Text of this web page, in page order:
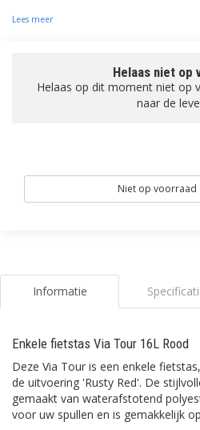
Lees meer
Helaas niet op
Helaas op dit moment niet op
naar de
Niet op voorraad
Informatie
Enkele fietstas Via Tour 16L Rood
Deze Via Tour is een enkele
de uitvoering 'Rusty Red'. De
gemaakt van waterafstotend
voor uw spullen en is gemakkelijk